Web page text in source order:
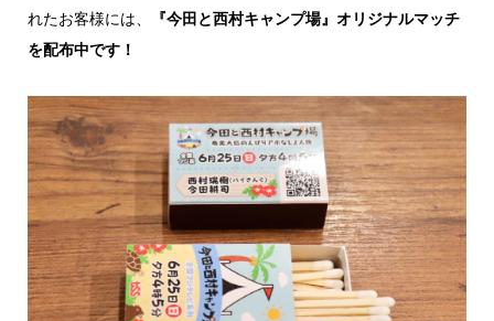
れたお客様には、
『今田と西村キャンプ場』オリジナルマッチ
を配布中です！